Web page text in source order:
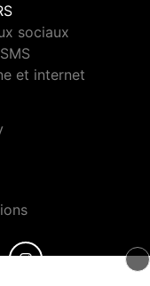
sociaux
et internet